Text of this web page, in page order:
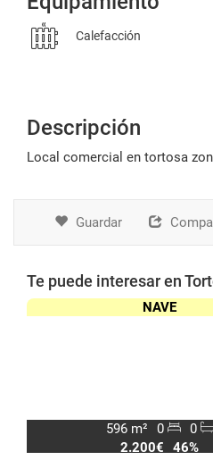
Calefacción
Descripción
local comercial en tortosa
Guardar
Te puede interesar en
NAVE
596 m² 0
0
2.200€
46%